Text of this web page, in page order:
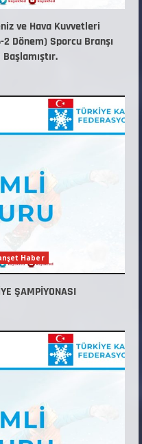
ve Hava Kuvvetleri
2 Dönem) Sporcu Branşı
Haber
ŞAMPİYONASI